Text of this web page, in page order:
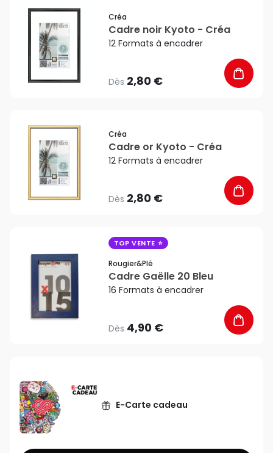
Créa
Cadre noir Kyoto - Créa
12 Formats à encadrer
Dès 2,80 €
Créa
Cadre or Kyoto - Créa
12 Formats à encadrer
Dès 2,80 €
TOP VENTE
Rougier&plé
Cadre Gaëlle 20 Bleu
16 Formats à encadrer
Dès 4,90 €
E-Carte cadeau